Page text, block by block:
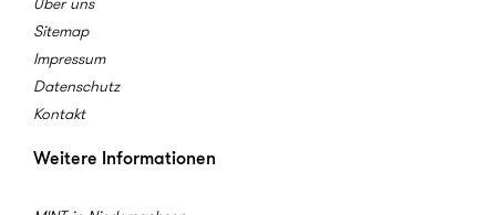
Sitemap
Impressum
Datenschutz
Kontakt
Weitere Informationen